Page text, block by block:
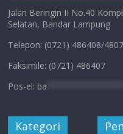
Jalan Beringin II No.40
Selatan, Bandar Lampung
Telepon: (0721) 486408/
Faksimile: (0721) 486407
Pos-el: ba
Kategori